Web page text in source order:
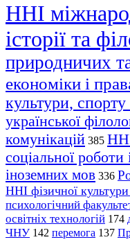
ННІ
історії та
природничих
економіки і
культури, спорту
української
комунікацій 385
соціальної роботи
іноземних мов 336
ННІ фізичної
психологічний
освітніх технологій 174
ЧНУ 142 перемога 137